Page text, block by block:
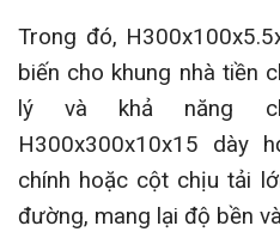
Trong đó,
biến cho khung nhà tiền
lý và khả năng
H300x300x10x15 dày
chính hoặc cột chịu tải
đường, mang lại độ bền